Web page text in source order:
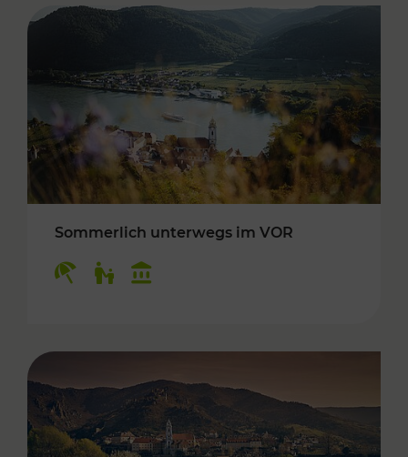
Sommerlich unterwegs im VOR